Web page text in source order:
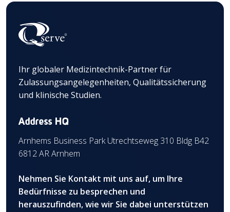
Ihr globaler Medizintechnik-Partner für
Zulassungsangelegenheiten, Qualitätssicherung
und klinische Studien.
Address HQ
Arnhems Business Park Utrechtseweg 310 Bldg B42
6812 AR Arnhem
Nehmen Sie Kontakt mit uns auf, um Ihre
Bedürfnisse zu besprechen und
herauszufinden, wie wir Sie dabei unterstützen